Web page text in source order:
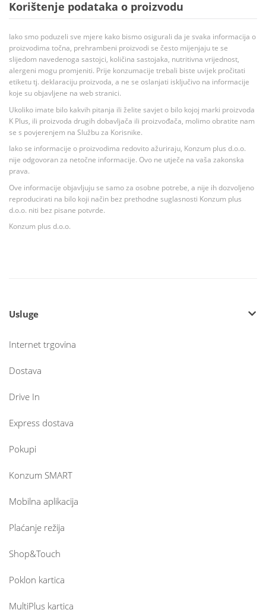
Korištenje podataka o proizvodu
Iako smo poduzeli sve mjere kako bismo osigurali da je svaka informacija o
proizvodima točna, prehrambeni proizvodi se često mijenjaju te se
slijedom navedenoga sastojci, količina sastojaka, nutritivna vrijednost,
alergeni mogu promjeniti. Prije konzumacije trebali biste uvijek pročitati
etiketu tj. deklaraciju proizvoda, a ne se oslanjati isključivo na informacije
koje su objavljene na web stranici.
Ukoliko imate bilo kakvih pitanja ili želite savjet o bilo kojoj marki proizvoda
K Plus, ili proizvoda drugih dobavljača ili proizvođača, molimo obratite nam
se s povjerenjem na Službu za Korisnike.
Iako se informacije o proizvodima redovito ažuriraju, Konzum plus d.o.o.
nije odgovoran za netočne informacije. Ovo ne utječe na vaša zakonska
prava.
Ove informacije objavljuju se samo za osobne potrebe, a nije ih dozvoljeno
reproducirati na bilo koji način bez prethodne suglasnosti Konzum plus
d.o.o. niti bez pisane potvrde.
Konzum plus d.o.o.
Usluge
Internet trgovina
Dostava
Drive In
Express dostava
Pokupi
Konzum SMART
Mobilna aplikacija
Plaćanje režija
Shop&Touch
Poklon kartica
MultiPlus kartica